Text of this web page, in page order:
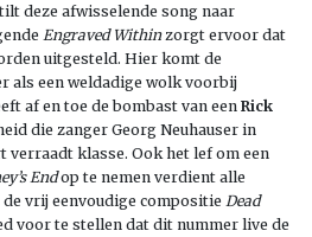
deze afwisselende song naar
Engraved Withinzorgt ervoor dat
uitgesteld. Hier komt de
als een weldadige wolk voorbij
af en toe de bombast van een Rick
die zanger Georg Neuhauser in
verraadt klasse. Ook het lef om een
Endop te nemen verdient alle
vrij eenvoudige compositie Dead
voor te stellen dat dit nummer live de